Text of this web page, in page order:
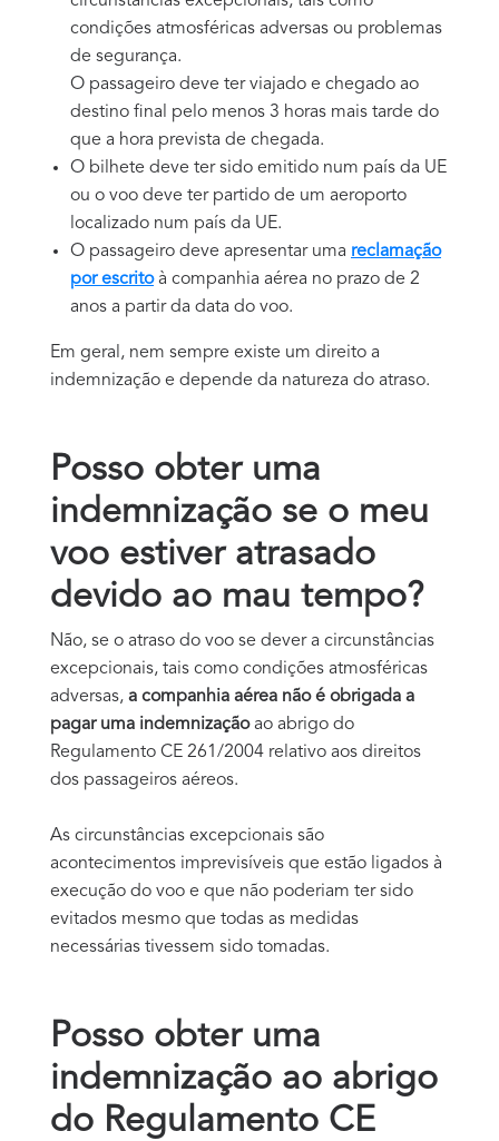
condições atmosféricas adversas ou problemas
de segurança.
O passageiro deve ter viajado e chegado ao
destino final pelo menos 3 horas mais tarde do
que a hora prevista de chegada.
O bilhete deve ter sido emitido num país da UE
ou o voo deve ter partido de um aeroporto
localizado num país da UE.
O passageiro deve apresentar uma reclamação
por escritoà companhia aérea no prazo de 2
anos a partir da data do voo.
Em geral, nem sempre existe um direito a
indemnização e depende da natureza do atraso.
Posso obter uma
indemnização se o meu
voo estiver atrasado
devido ao mau tempo?
Não, se o atraso do voo se dever a circunstâncias
excepcionais, tais como condições atmosféricas
adversas, a companhia aérea não é obrigada a
pagar uma indemnizaçãoao abrigo do
Regulamento CE 261/2004 relativo aos direitos
dos passageiros aéreos.
As circunstâncias excepcionais são
acontecimentos imprevisíveis que estão ligados à
execução do voo e que não poderiam ter sido
evitados mesmo que todas as medidas
necessárias tivessem sido tomadas.
Posso obter uma
indemnização ao abrigo
do Regulamento CE